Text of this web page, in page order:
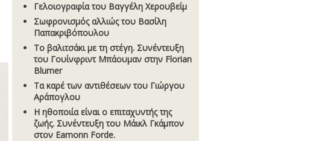
Γελοιογραφία του Βαγγέλη Χερουβείμ
Σωφρονισμός αλλιώς του Βασίλη
Παπακριβόπουλου
Το βαλιτσάκι με τη στέγη. Συνέντευξη
του Γουίνφριντ Μπάουμαν στην Florian
Blumer
Τα καρέ των αντιθέσεων του Γιώργου
Αράπογλου
Η ηθοποιία είναι ο επιταχυντής της
ζωής. Συνέντευξη του Μάικλ Γκάμπον
στον Eamonn Forde.